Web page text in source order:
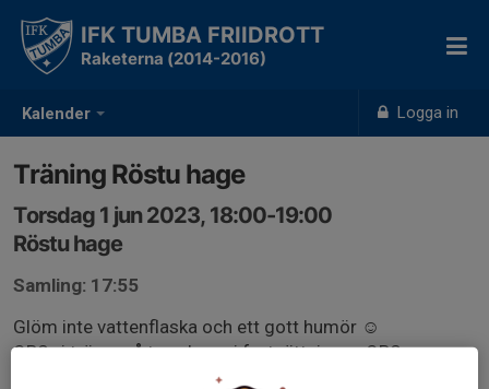
Kalender Logga in
IFK TUMBA FRIIDROTT
Raketerna (2014-2016)
Träning Röstu hage
Torsdag 1 jun 2023, 18:00-19:00
Röstu hage
Samling: 17:55
Glöm inte vattenflaska och ett gott humör ☺️
OBS vi tränar på torsdagar i fortsättningen OBS